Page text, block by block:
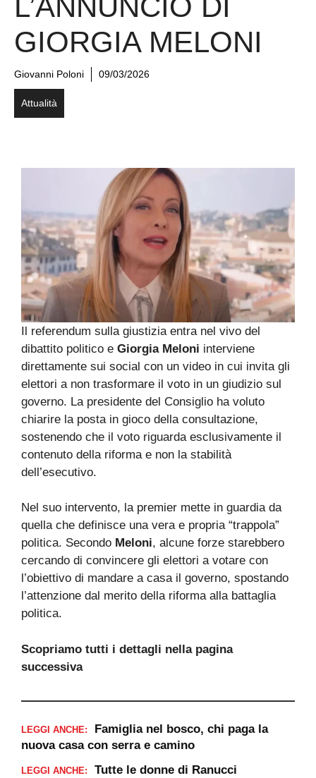
L’ANNUNCIO DI
GIORGIA MELONI
Giovanni Poloni 09/03/2026
Attualità
Il referendum sulla giustizia entra nel vivo del
dibattito politico e Giorgia Meloni interviene
direttamente sui social con un video in cui invita gli
elettori a non trasformare il voto in un giudizio sul
governo. La presidente del Consiglio ha voluto
chiarire la posta in gioco della consultazione,
sostenendo che il voto riguarda esclusivamente il
contenuto della riforma e non la stabilità
dell’esecutivo.
Nel suo intervento, la premier mette in guardia da
quella che definisce una vera e propria “trappola”
politica. Secondo Meloni, alcune forze starebbero
cercando di convincere gli elettori a votare con
l’obiettivo di mandare a casa il governo, spostando
l’attenzione dal merito della riforma alla battaglia
politica.
Scopriamo tutti i dettagli nella pagina
successiva
LEGGI ANCHE:
Famiglia nel bosco, chi paga la
nuova casa con serra e camino
LEGGI ANCHE:
Tutte le donne di Ranucci